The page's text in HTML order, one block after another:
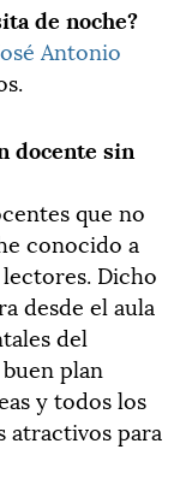
de noche?
Antonio
docente sin
que no
conocido a
Dicho
desde el aula
del
plan
y todos los
atractivos para